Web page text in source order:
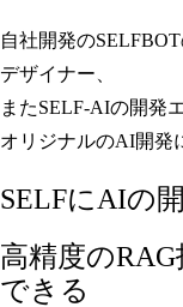
自社開発の
デザイナー、
またSELF-AIの開発
オリジナルのAI開発
SELFにAIの
高精度の
できる